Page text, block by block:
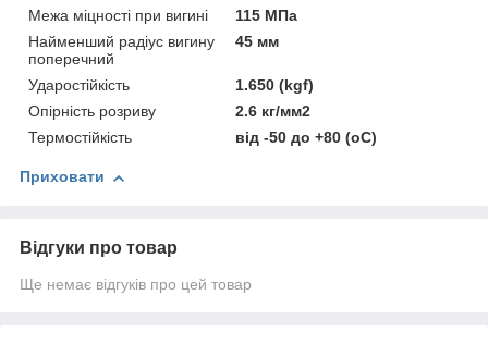
Межа міцності при вигині
115 МПа
Найменший радіус вигину
поперечний
45 мм
Ударостійкість
1.650 (kgf)
Опірність розриву
2.6 кг/мм2
Термостійкість
від -50 до +80 (оС)
Приховати
Відгуки про товар
Ще немає відгуків про цей товар